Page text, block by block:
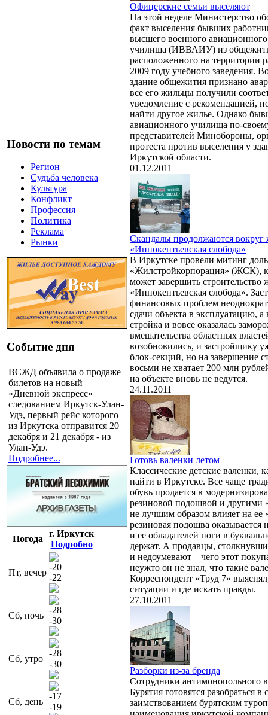
Новости по темам
Регион
Судьба человека
Культура
Конфликт
Профессия
Политика
Реклама
Рынки
Событие дня
ВСЖД объявила о продаже
билетов на новый
«Дневной экспресс»
следованием Иркутск-Улан-
Удэ, первый рейс которого
из Иркутска отправится 20
декабря и 21 декабря - из
Улан-Удэ.
Подробнее...
Погода
г. Иркутск
Подробно
Пт, вечер
-20
-22
Сб, ночь
-28
-30
Сб, утро
-28
-30
Сб, день
-17
-19
Офицерские семьи выселяют
На этой неделе Министерство
факт выселения бывших
высшего военного
училища (ИВВАИУ) из
расположенного на территории
2009 году учебного заведения.
здание общежития признано
все его жильцы получили
уведомление с рекомендацией,
найти другое жилье. Однако
авиационного училища по-
представителей Минобороны,
протеста против выселения у
Иркутской области.
01.12.2011
Скандалы продолжаются вокруг
«Иннокентьевская слобода»
В Иркутске провели митинг
«Жилстройкорпорация» (ЖСК),
может завершить строительство
«Иннокентьевская слобода».
финансовых проблем
сдачи объекта в эксплуатацию, а
стройка и вовсе оказалась
вмешательства областных
возобновились, и застройщику
блок-секций, но на завершение
восьми не хватает 200 млн
на объекте вновь не ведутся.
24.11.2011
Готовь валенки летом
Классические детские валенки,
найти в Иркутске. Все чаще
обувь продается в
резиновой подошвой и другими
не лучшим образом влияет на ее
резиновая подошва оказывается
и ее обладателей ноги в
держат. А продавцы,
и недоумевают – чего этот
неужто он не знал, что такие
Корреспондент «Труд 7»
ситуации и где искать правды.
27.10.2011
Разборки из-за бренда
Сотрудники антимонопольного
Бурятия готовятся разобраться в
заимствованием бурятским